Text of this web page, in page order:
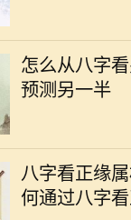
怎么从八字
预测另一半
八字看正缘
何通过八字